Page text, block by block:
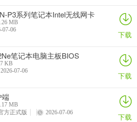
P3系列笔记本Intel无线网卡
MB
07-06
下载
笔记本电脑主板BIOS
KB
2026-07-06 下载
MB
方正式版
2026-07-06 下载